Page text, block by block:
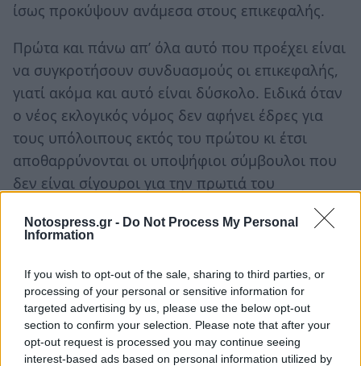
Notospress.gr - Do Not Process My Personal
Information
If you wish to opt-out of the sale, sharing to third parties, or
processing of your personal or sensitive information for
targeted advertising by us, please use the below opt-out
section to confirm your selection. Please note that after your
opt-out request is processed you may continue seeing
interest-based ads based on personal information utilized by
ίσως προκύψουν ανάμεσα στους επικεφαλής.
Πρώτα και πάνω απ’ όλα αυτό που προέχει είναι
να συγκροτήσουν συνδυασμούς οι επικεφαλής,
γιατί ακόμα και αυτό είναι δύσκολο. Ειδικά όταν
ο νέος εκλογικός νόμος δεν αφήνει έδρες για
τους υπόλοιπους εκτός του πρώτου κι έτσι
αποθαρρύνονται οι υποψήφιοι σύμβουλοι που
δεν είναι σίγουροι για την πρωτιά του
συνδυασμού στον οποίο καλούνται να μετέχουν.
Ακολουθήστε το
TAGS: ΔΗΜΟΣ ΣΠΑΡΤΗΣ ΕΚΛΟΓΕΣ
ΕΚΛΟΓΕΣ 2023
ΔΗΜΟΤΙΚΕΣ ΕΚΛΟΓΕΣ
ΑΥΤΟΔΙΟΙΚΗΤΙΚΕΣ ΕΚΛΟΓΕΣ